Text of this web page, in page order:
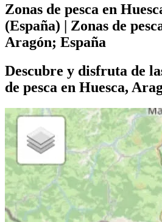
Zonas de pesca en
(España) | Zonas de
Aragón; España
Descubre y disfruta de
de pesca en Huesca,